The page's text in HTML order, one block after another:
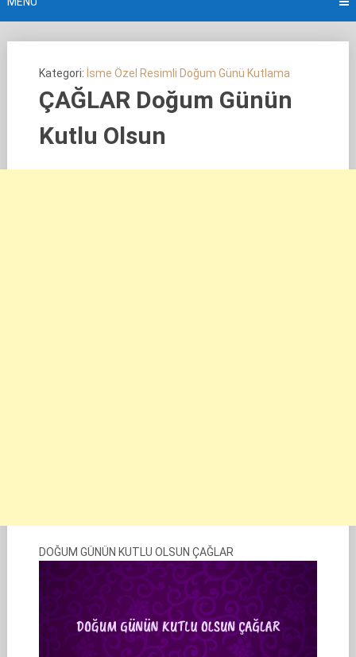
Kategori: İsme Özel Resimli Doğum Günü Kutlama
ÇAĞLAR Doğum Günün
Kutlu Olsun
DOĞUM GÜNÜN KUTLU OLSUN ÇAĞLAR